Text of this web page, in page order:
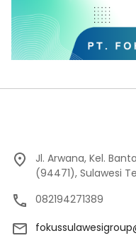
Jl. Arwana, Kel.
(94471), Sulawesi
082194271389